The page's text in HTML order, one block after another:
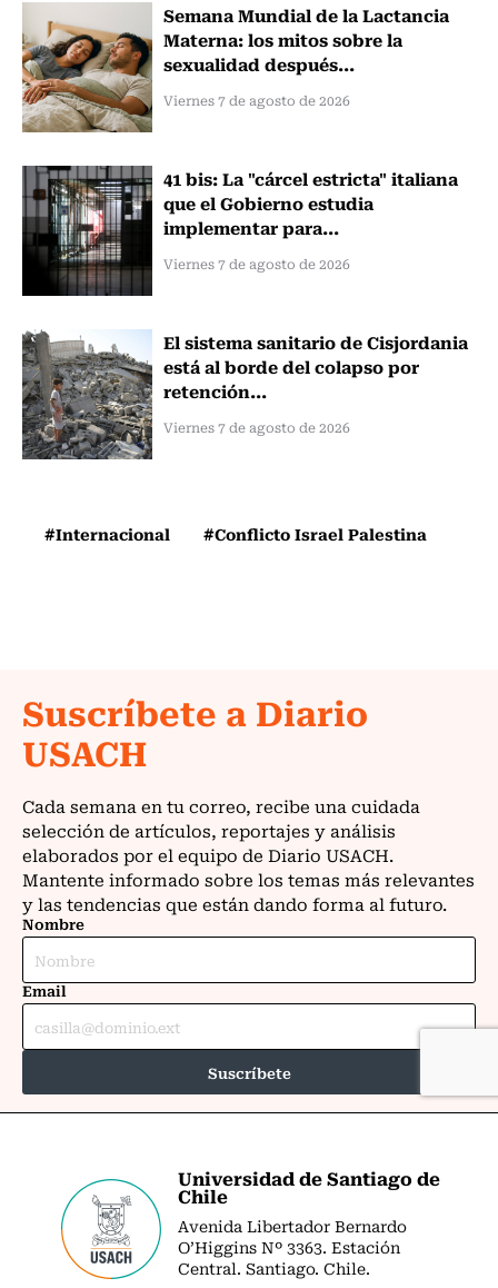
Semana Mundial de la Lactancia
Materna: los mitos sobre la
sexualidad después...
Viernes 7 de agosto de 2026
41 bis: La "cárcel estricta" italiana
que el Gobierno estudia
implementar para...
Viernes 7 de agosto de 2026
El sistema sanitario de Cisjordania
está al borde del colapso por
retención...
Viernes 7 de agosto de 2026
#Internacional #Conflicto Israel Palestina
Universidad de Santiago de
Chile
Avenida Libertador Bernardo
O’Higgins Nº 3363. Estación
Central. Santiago. Chile.